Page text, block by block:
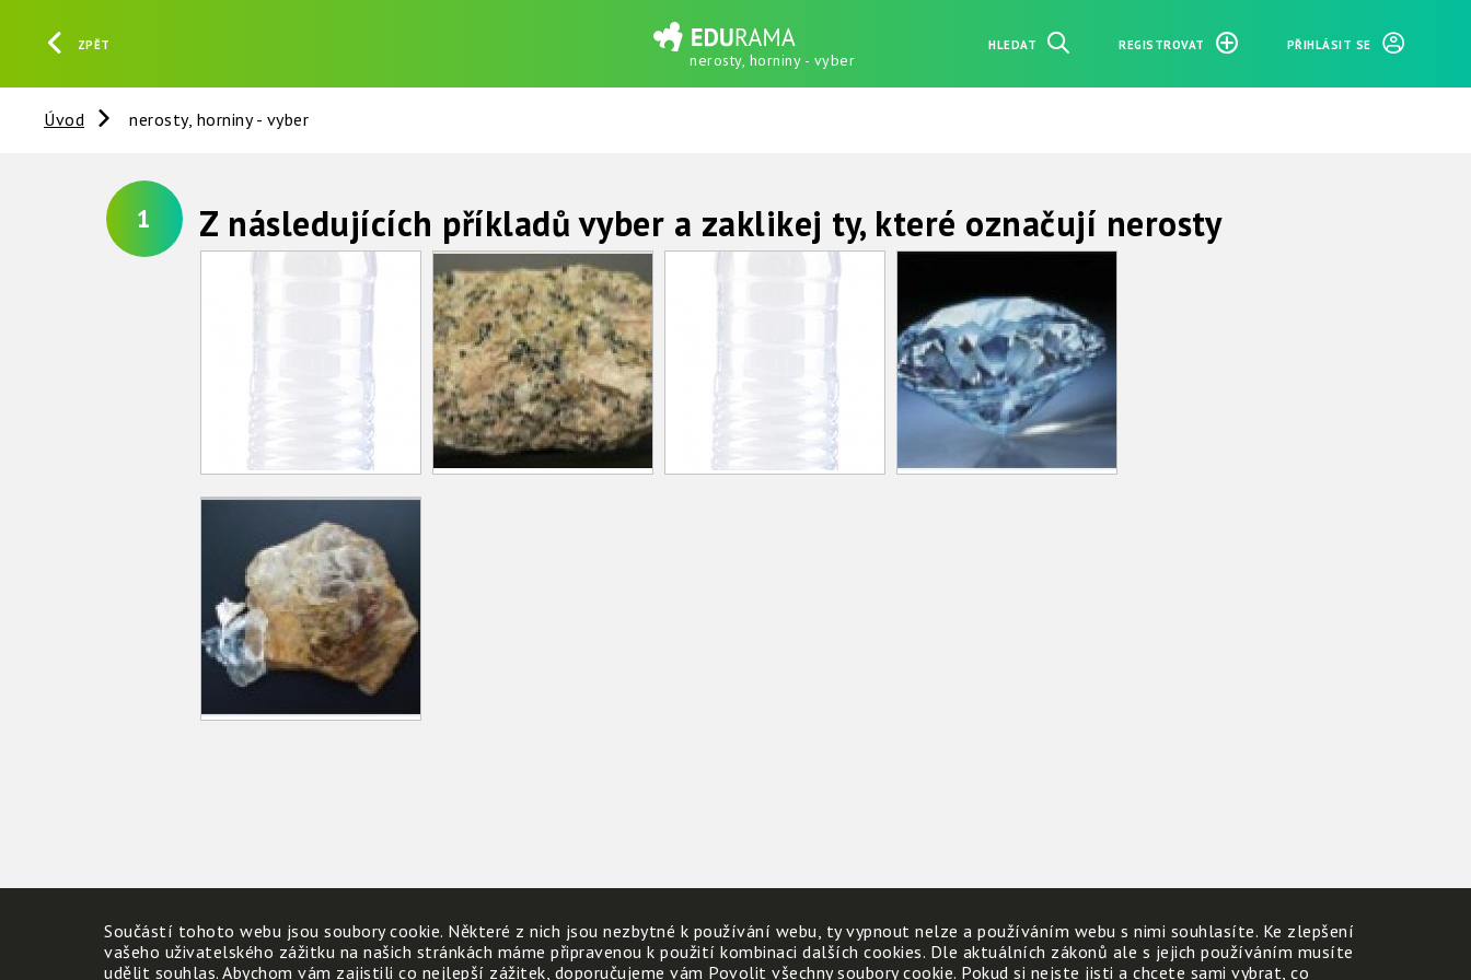
ZPĚT
nerosty, horniny - vyber
HLEDAT REGISTROVAT PŘIHLÁSIT SE
Úvod nerosty, horniny - vyber
1 Z následujících příkladů vyber a zaklikej ty, které označují nerosty
Součástí tohoto webu jsou soubory cookie. Některé z nich jsou nezbytné k používání webu, ty vypnout nelze a používáním webu s nimi souhlasíte. Ke zlepšení
vašeho uživatelského zážitku na našich stránkách máme připravenou k použití kombinaci dalších cookies. Dle aktuálních zákonů ale s jejich používáním musíte
udělit souhlas. Abychom vám zajistili co nejlepší zážitek, doporučujeme vám Povolit všechny soubory cookie. Pokud si nejste jisti a chcete sami vybrat, co